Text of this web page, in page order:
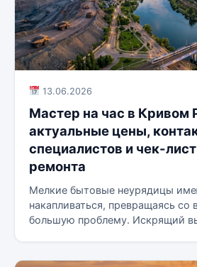
13.06.2026
Мастер на час в Кривом
актуальные цены,
специалистов и чек-
ремонта
Мелкие бытовые неурядицы
накапливаться, превращаясь со
большую проблему. Искрящий